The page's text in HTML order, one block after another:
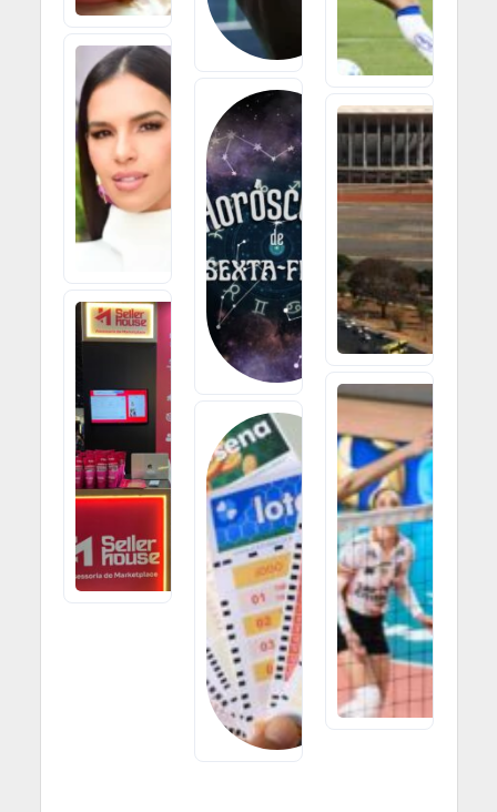
Mariana
Rios Revela
Perda
Gestacional
E Diz Ter
Encontrado
Força Na Fé
7 DE AGOSTO
DE 2026
Seller
House
Representa
Maringá No
Maior
Evento De
E-
Commerce
Do Mundo
7 DE
AGOSTO DE
2026
4 DE AGOSTO DE
2026
Horóscopo
Do Dia:
Sexta-
Feira (24)
Abre
Caminho
Para Boas
Conquistas
Entre Os
Signos
24 DE JULHO
Lotofácil,
Quina E
Lotomania
Têm
Ganhadores;
Veja Os
Resultados
Dos
Sorteios
Desta
Segunda-
Feira (13)
13 DE JULHO